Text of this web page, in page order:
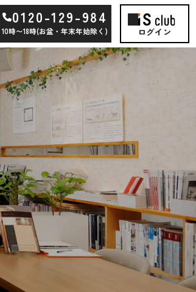
0120-129-984
10時〜18時(お盆・年末年始除く) ログイン